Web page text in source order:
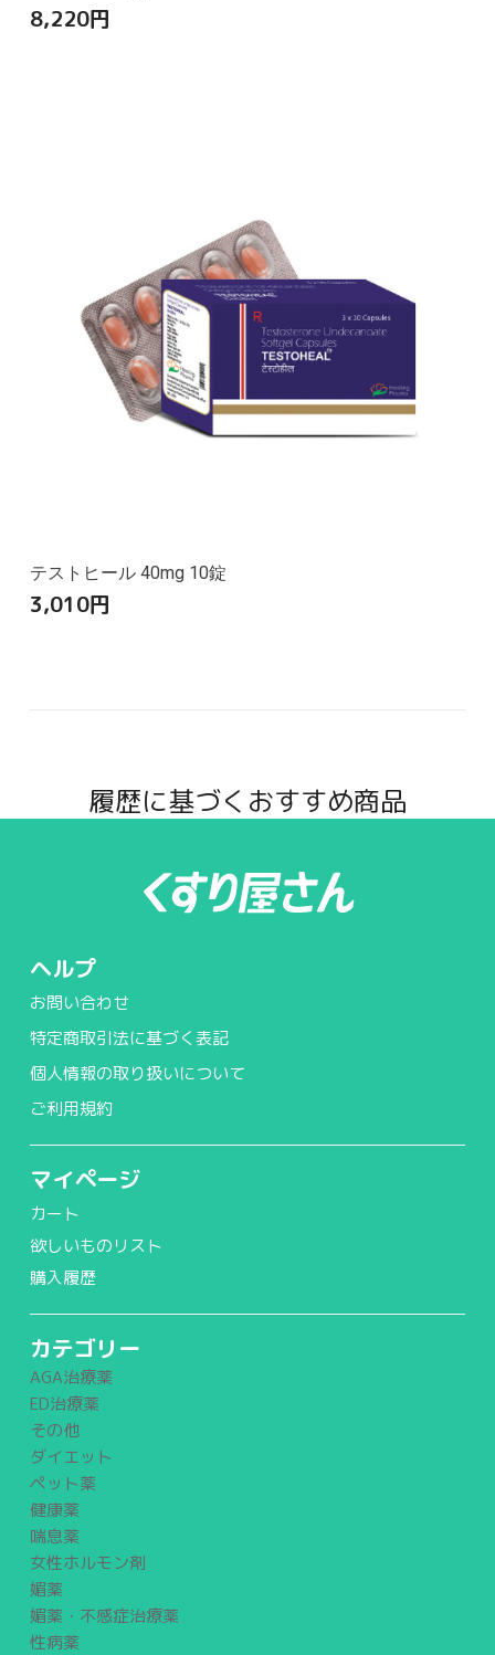
8,220円
テストヒール 40mg 10錠
3,010円
履歴に基づくおすすめ商品
ヘルプ
お問い合わせ
特定商取引法に基づく表記
個人情報の取り扱いについて
ご利用規約
マイページ
カート
欲しいものリスト
購入履歴
カテゴリー
AGA治療薬
ED治療薬
その他
ダイエット
ペット薬
健康薬
喘息薬
女性ホルモン剤
媚薬
媚薬・不感症治療薬
性病薬